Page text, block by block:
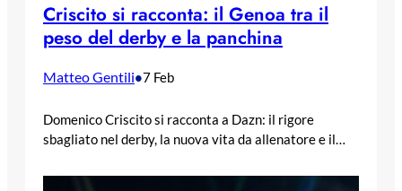
Criscito si racconta: il Genoa tra il
peso del derby e la panchina
Matteo Gentili•7 Feb
Domenico Criscito si racconta a Dazn: il rigore
sbagliato nel derby, la nuova vita da allenatore e il…